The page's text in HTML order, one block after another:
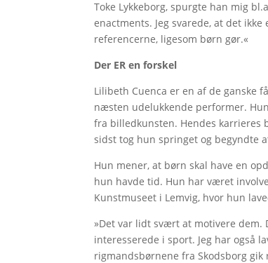
Toke Lykkeborg, spurgte han mig
enactments. Jeg svarede, at det
referencerne, ligesom børn gør.«
Der ER en forskel
Lilibeth Cuenca er en af de ganske
næsten udelukkende performer.
fra billedkunsten. Hendes karrieres
sidst tog hun springet og begyndte
Hun mener, at børn skal have en
hun havde tid. Hun har været
Kunstmuseet i Lemvig, hvor hun
»Det var lidt svært at motivere dem.
interesserede i sport. Jeg har også
rigmandsbørnene fra Skodsborg gik